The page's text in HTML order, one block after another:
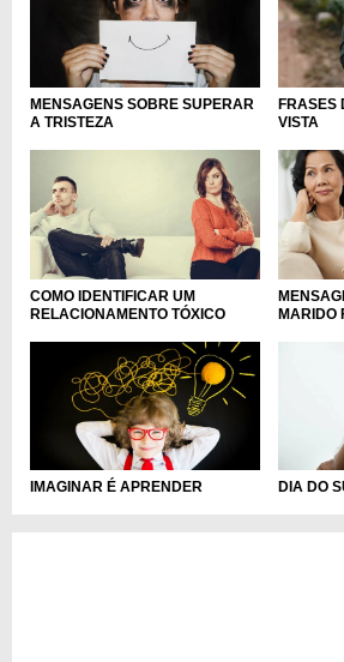
MENSAGENS SOBRE SUPERAR
A TRISTEZA
FRASES
VISTA
COMO IDENTIFICAR UM
RELACIONAMENTO TÓXICO
MARIDO
IMAGINAR É APRENDER DIA DO